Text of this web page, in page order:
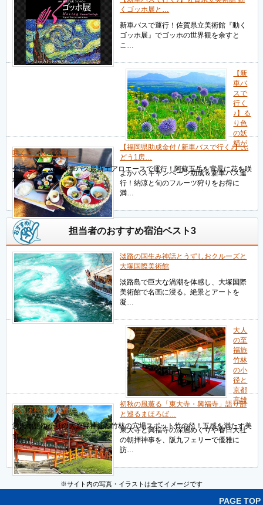
くゴッホ展と…
新車バスで運行！佐賀県立美術館『動く
ゴッホ展』でゴッホの世界観を余すと
こ…
【新
車バ
スで
行く
♪】る
り色
の妖
精が
咲くヒゴタイ公園…
全日ピカピカの新車バス最新エアロエースで運行！阿蘇五岳を背景に花を咲
かせ…
【福岡県助成金付 / 新車バスで行く♪】ぶ
どう1房…
よかバスキャンペーン助成＆新車バス運
行！納涼と旬のフルーツ狩りをお得に
満…
担当者のおすすめ宿泊ベスト3
淡路の国生み神話とうずしおクルーズと
大塚国際美術館
淡路島で巨大な渦潮を体感し、大塚国際
美術館で名画に浸る。絶景とアートを
凝…
大人
の至
福旅
竹林
の小
径と
京都
高雄
の川床料理と銘酒…
源氏物語ゆかりの大原野神社と竹林の穴場スポット竹の径！五感を満たす美
食と…
初秋の風薫る「東大寺・興福寺」語り部
と巡るまほろば…
東大寺と興福寺の深層めぐりや春日大社
の朝拝神事を、阪九フェリーで優雅に
訪…
PAGE TOP
※サイト内の写真・イラストは全てイメージです